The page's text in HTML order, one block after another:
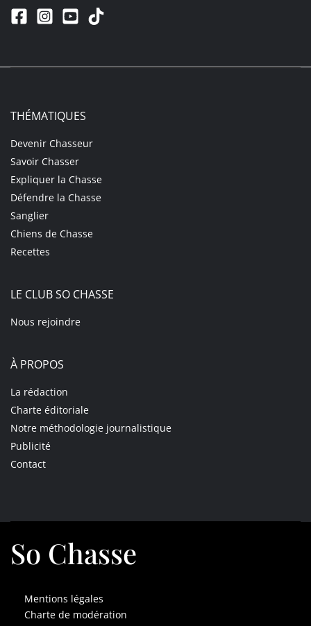
THÉMATIQUES
Devenir Chasseur
Savoir Chasser
Expliquer la Chasse
Défendre la Chasse
Sanglier
Chiens de Chasse
Recettes
LE CLUB SO CHASSE
Nous rejoindre
À PROPOS
La rédaction
Charte éditoriale
Notre méthodologie journalistique
Publicité
Contact
So Chasse
Mentions légales
Charte de modération